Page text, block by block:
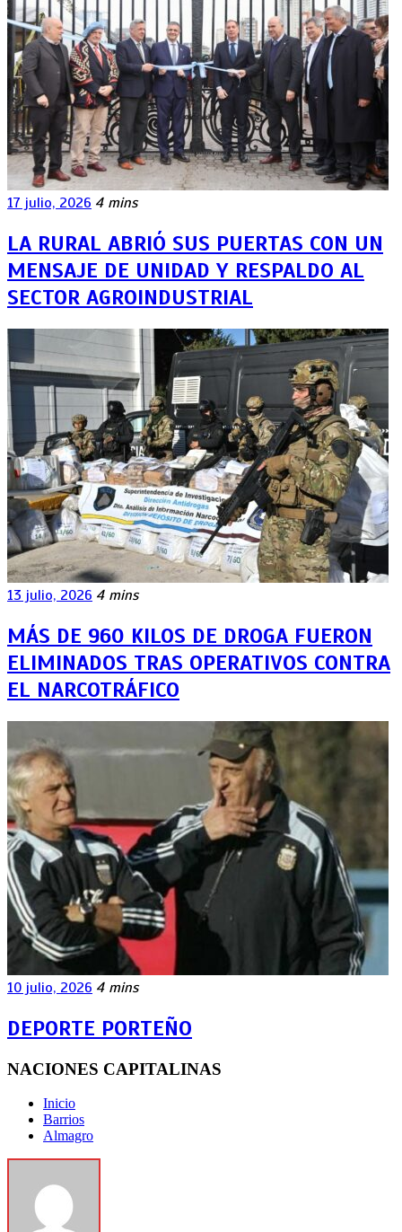
17 julio, 2026 4 mins
LA RURAL ABRIÓ SUS PUERTAS CON UN
MENSAJE DE UNIDAD Y RESPALDO AL
SECTOR AGROINDUSTRIAL
13 julio, 2026 4 mins
MÁS DE 960 KILOS DE DROGA FUERON
ELIMINADOS TRAS OPERATIVOS CONTRA
EL NARCOTRÁFICO
10 julio, 2026 4 mins
DEPORTE PORTEÑO
NACIONES CAPITALINAS
Inicio
Barrios
Almagro